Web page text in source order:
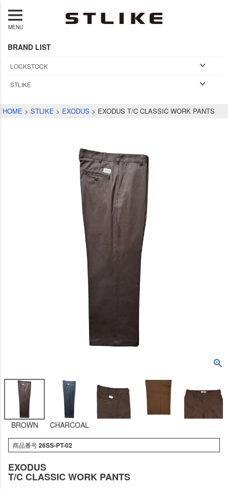
MENU
BRAND LIST
LOCKSTOCK
STLIKE
HOME STLIKE EXODUS EXODUS T/C CLASSIC WORK PANTS
BROWN CHARCOAL
商品番号26SS-PT-02
EXODUS
T/C CLASSIC WORK PANTS